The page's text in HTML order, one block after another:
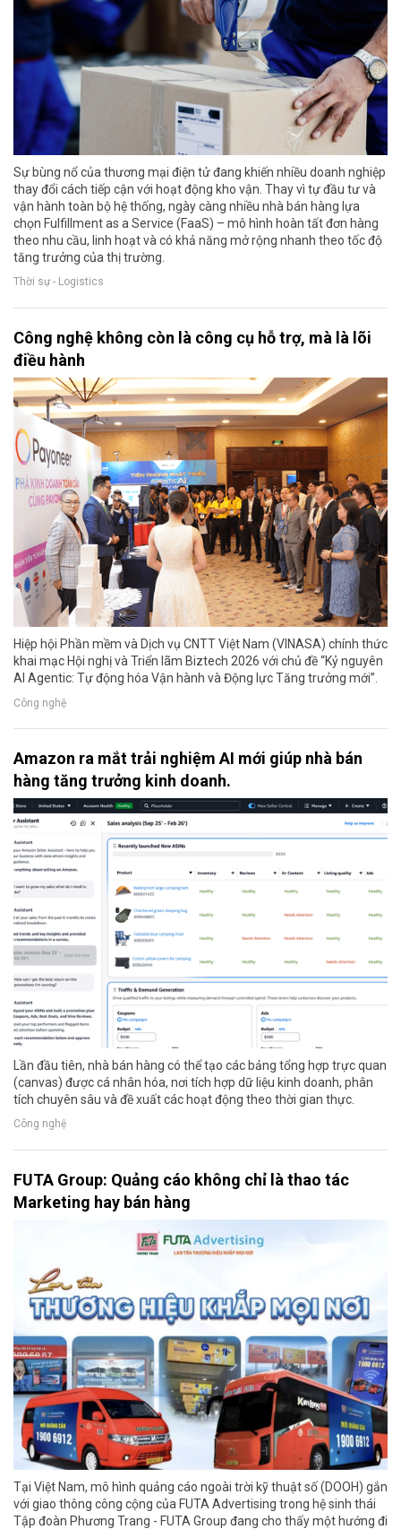
Sự bùng nổ của thương mại điện tử đang khiến nhiều doanh nghiệp
thay đổi cách tiếp cận với hoạt động kho vận. Thay vì tự đầu tư và
vận hành toàn bộ hệ thống, ngày càng nhiều nhà bán hàng lựa
chọn Fulfillment as a Service (FaaS) – mô hình hoàn tất đơn hàng
theo nhu cầu, linh hoạt và có khả năng mở rộng nhanh theo tốc độ
tăng trưởng của thị trường.
Thời sự - Logistics
Công nghệ không còn là công cụ hỗ trợ, mà là lõi
điều hành
Hiệp hội Phần mềm và Dịch vụ CNTT Việt Nam (VINASA) chính thức
khai mạc Hội nghị và Triển lãm Biztech 2026 với chủ đề “Kỷ nguyên
AI Agentic: Tự động hóa Vận hành và Động lực Tăng trưởng mới”.
Công nghệ
Amazon ra mắt trải nghiệm AI mới giúp nhà bán
hàng tăng trưởng kinh doanh.
Lần đầu tiên, nhà bán hàng có thể tạo các bảng tổng hợp trực quan
(canvas) được cá nhân hóa, nơi tích hợp dữ liệu kinh doanh, phân
tích chuyên sâu và đề xuất các hoạt động theo thời gian thực.
Công nghệ
FUTA Group: Quảng cáo không chỉ là thao tác
Marketing hay bán hàng
Tại Việt Nam, mô hình quảng cáo ngoài trời kỹ thuật số (DOOH) gắn
với giao thông công cộng của FUTA Advertising trong hệ sinh thái
Tập đoàn Phương Trang - FUTA Group đang cho thấy một hướng đi